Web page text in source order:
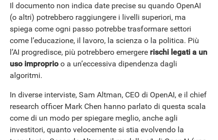
Il documento non indica date precise su quando OpenAI
(o altri) potrebbero raggiungere i livelli superiori, ma
spiega come ogni passo potrebbe trasformare settori
come l’educazione, il lavoro, la scienza o la politica. Più
l’AI progredisce, più potrebbero emergere rischi legati a un
uso improprioo a un’eccessiva dipendenza dagli
algoritmi.
In diverse interviste, Sam Altman, CEO di OpenAI, e il chief
research officer Mark Chen hanno parlato di questa scala
come di un modo per spiegare meglio, anche agli
investitori, quanto velocemente si stia evolvendo la